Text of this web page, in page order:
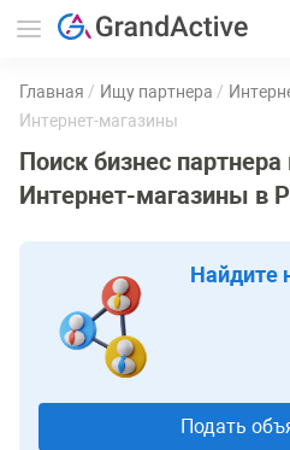
Главная Ищу партнера
Интернет-магазины
Поиск бизнес партнера
Интернет-магазины в
Найдите
Подать